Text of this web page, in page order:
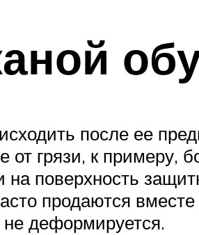
после ее
грязи, к примеру,
на поверхность
продаются
не деформируется.